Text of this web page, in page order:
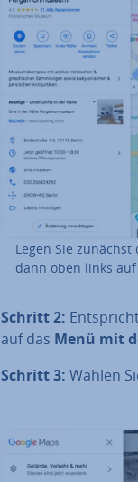
Legen Sie
dann oben links
Schritt 2:
auf das Menü mit
Schritt 3: Wählen